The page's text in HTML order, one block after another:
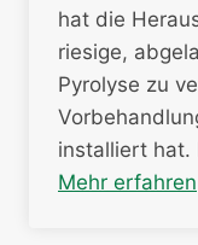
hat die
riesige,
Pyrolyse zu
installiert hat.
Mehr erfahren